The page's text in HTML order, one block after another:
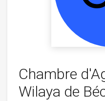
Chambre
Wilaya de